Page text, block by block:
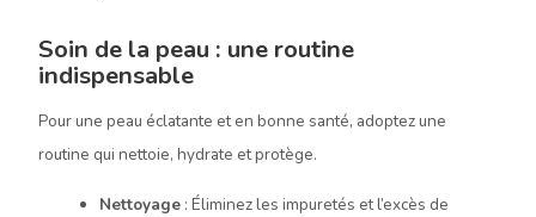
Soin de la peau : une routine
indispensable
Pour une peau éclatante et en bonne santé, adoptez une
routine qui nettoie, hydrate et protège.
Nettoyage : Éliminez les impuretés et l’excès de